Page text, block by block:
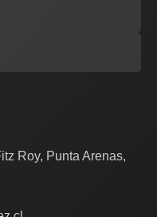
Roy, Punta Arenas,